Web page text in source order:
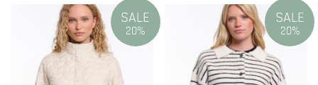
SALE
20%
SALE
20%